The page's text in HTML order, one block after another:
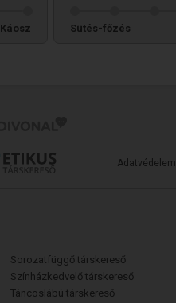
Káosz Sütés-főzés
Adatvédelem
Sorozatfüggő társkereső
Színházkedvelő társkereső
Táncoslábú társkereső